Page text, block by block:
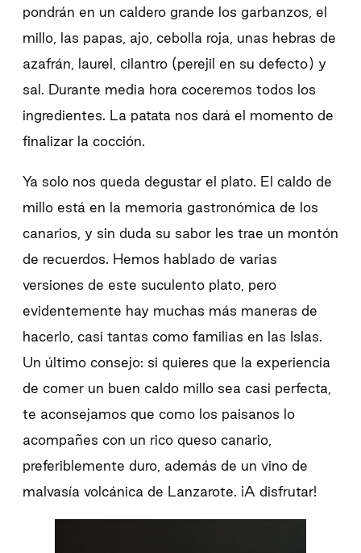
pondrán en un caldero grande los garbanzos, el
millo, las papas, ajo, cebolla roja, unas hebras de
azafrán, laurel, cilantro (perejil en su defecto) y
sal. Durante media hora coceremos todos los
ingredientes. La patata nos dará el momento de
finalizar la cocción.
Ya solo nos queda degustar el plato. El caldo de
millo está en la memoria gastronómica de los
canarios, y sin duda su sabor les trae un montón
de recuerdos. Hemos hablado de varias
versiones de este suculento plato, pero
evidentemente hay muchas más maneras de
hacerlo, casi tantas como familias en las Islas.
Un último consejo: si quieres que la experiencia
de comer un buen caldo millo sea casi perfecta,
te aconsejamos que como los paisanos lo
acompañes con un rico queso canario,
preferiblemente duro, además de un vino de
malvasía volcánica de Lanzarote. ¡A disfrutar!